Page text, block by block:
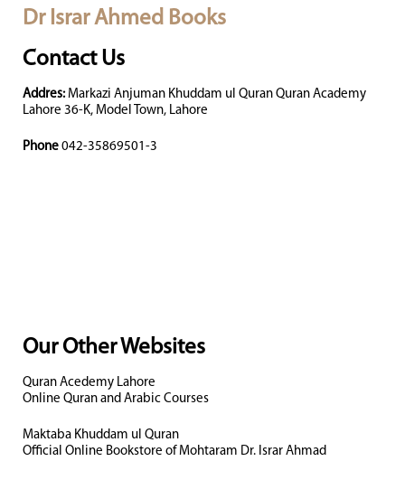
Dr Israr Ahmed Books
Contact Us
Addres: Markazi Anjuman Khuddam ul Quran Quran Academy
Lahore 36-K, Model Town, Lahore
Phone 042-35869501-3
Our Other Websites
Quran Acedemy Lahore
Online Quran and Arabic Courses
Maktaba Khuddam ul Quran
Official Online Bookstore of Mohtaram Dr. Israr Ahmad